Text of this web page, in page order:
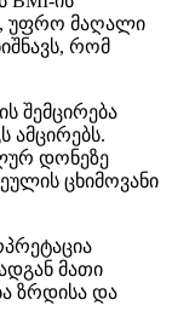
უფრო მაღალი
რომ
შემცირება
ამცირებს.
დონეზე
ცხიმოვანი
მათი
ზრდისა და